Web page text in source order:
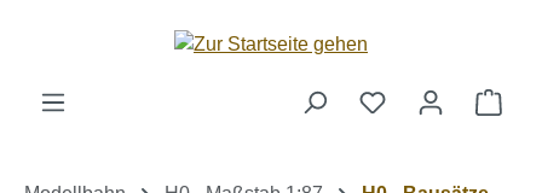
Zum Hauptinhalt springen